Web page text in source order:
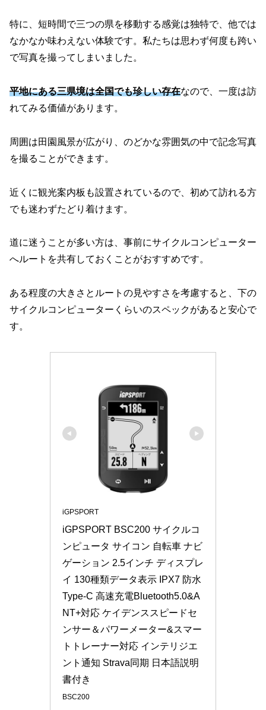
特に、短時間で三つの県を移動する感覚は独特で、他では
なかなか味わえない体験です。私たちは思わず何度も跨い
で写真を撮ってしまいました。
平地にある三県境は全国でも珍しい存在なので、一度は訪
れてみる価値があります。
周囲は田園風景が広がり、のどかな雰囲気の中で記念写真
を撮ることができます。
近くに観光案内板も設置されているので、初めて訪れる方
でも迷わずたどり着けます。
道に迷うことが多い方は、事前にサイクルコンピューター
へルートを共有しておくことがおすすめです。
ある程度の大きさとルートの見やすさを考慮すると、下の
サイクルコンピューターくらいのスペックがあると安心で
す。
iGPSPORT
iGPSPORT BSC200 サイクルコ
ンピュータ サイコン 自転車 ナビ
ゲーション 2.5インチ ディスプレ
イ 130種類データ表示 IPX7 防水
Type-C 高速充電Bluetooth5.0&A
NT+対応 ケイデンススピードセ
ンサー＆パワーメーター&スマー
トトレーナー対応 インテリジエ
ント通知 Strava同期 日本語説明
書付き
BSC200